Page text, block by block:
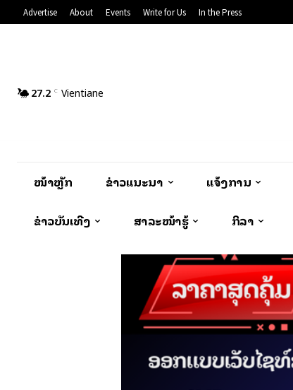
Advertise About Events Write for Us In the Press
27.2 C Vientiane
ໜ້າຫຼັກ ຂ່າວແນະນຳ ແຈ້ງການ
ຂ່າວບັນເທີງ ສາລະໜ້າຮູ້ ກິລາ